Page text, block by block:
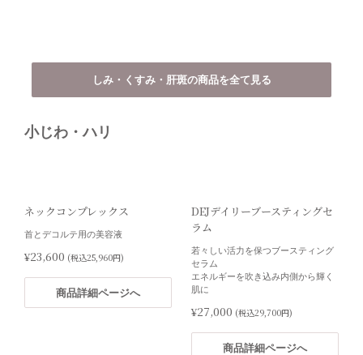
¥5,400(税込5,940円)
¥44,900(税込49,390円)
ト 10％OFF
しみ・くすみ・肝斑の商品を全て見る
小じわ・ハリ
ネックコンプレックス
首とデコルテ用の美容液
¥23,600 (税込25,960円)
商品詳細ページへ
DEJデイリーブースティングセ
ラム
若々しい活力を保つブースティング
セラム
エネルギーを吹き込み内側から輝く
肌に
¥27,000 (税込29,700円)
商品詳細ページへ